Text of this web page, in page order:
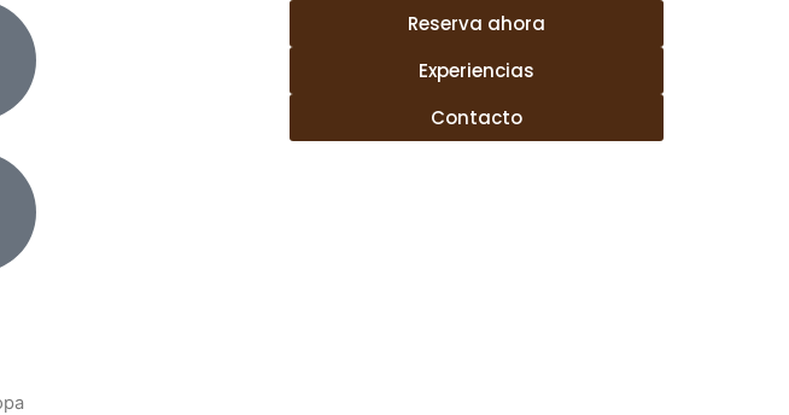
Reserva ahora
Experiencias
Contacto